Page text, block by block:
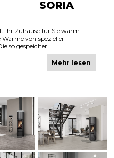
SORIA
Ihr Zuhause für Sie warm.
Wärme von spezieller
so gespeicher...
Mehr lesen